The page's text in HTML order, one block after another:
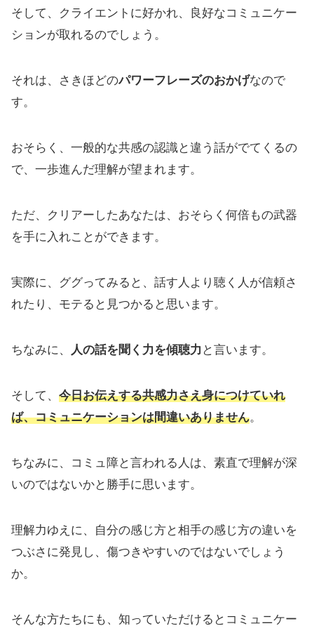
そして、クライエントに好かれ、良好なコミュニケー
ションが取れるのでしょう。
それは、さきほどのパワーフレーズのおかげなので
す。
おそらく、一般的な共感の認識と違う話がでてくるの
で、一歩進んだ理解が望まれます。
ただ、クリアーしたあなたは、おそらく何倍もの武器
を手に入れことができます。
実際に、ググってみると、話す人より聴く人が信頼さ
れたり、モテると見つかると思います。
ちなみに、 人の話を聞く力を傾聴力 と言います。
そして、 今日お伝えする共感力さえ身につけていれ
ば、コミュニケーションは間違いありません。
ちなみに、コミュ障と言われる人は、素直で理解が深
いのではないかと勝手に思います。
理解力ゆえに、自分の感じ方と相手の感じ方の違いを
つぶさに発見し、傷つきやすいのではないでしょう
か。
そんな方たちにも、知っていただけるとコミュニケー